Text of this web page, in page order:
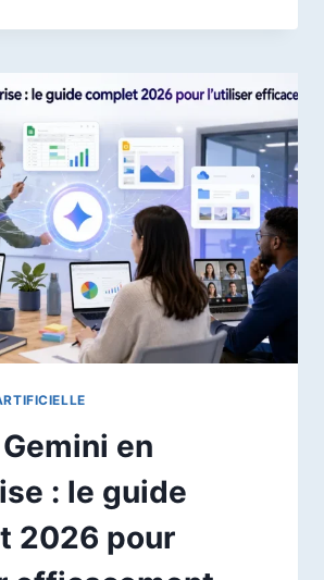
VS
GEMINI
:
CHOISIR
EN
2026
en
: le guide
2026 pour